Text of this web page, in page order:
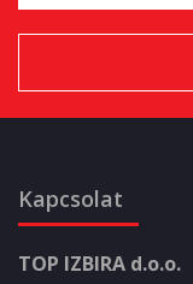
Kapcsolat
TOP IZBIRA d.o.o.